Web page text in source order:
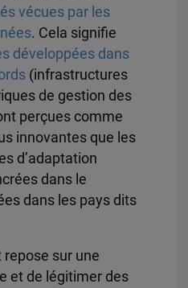
vécues par les
. Cela signifie
développées dans
(infrastructures
de gestion des
perçues comme
innovantes que les
d’adaptation
dans le
dans les pays dits
sur une
et de légitimer des